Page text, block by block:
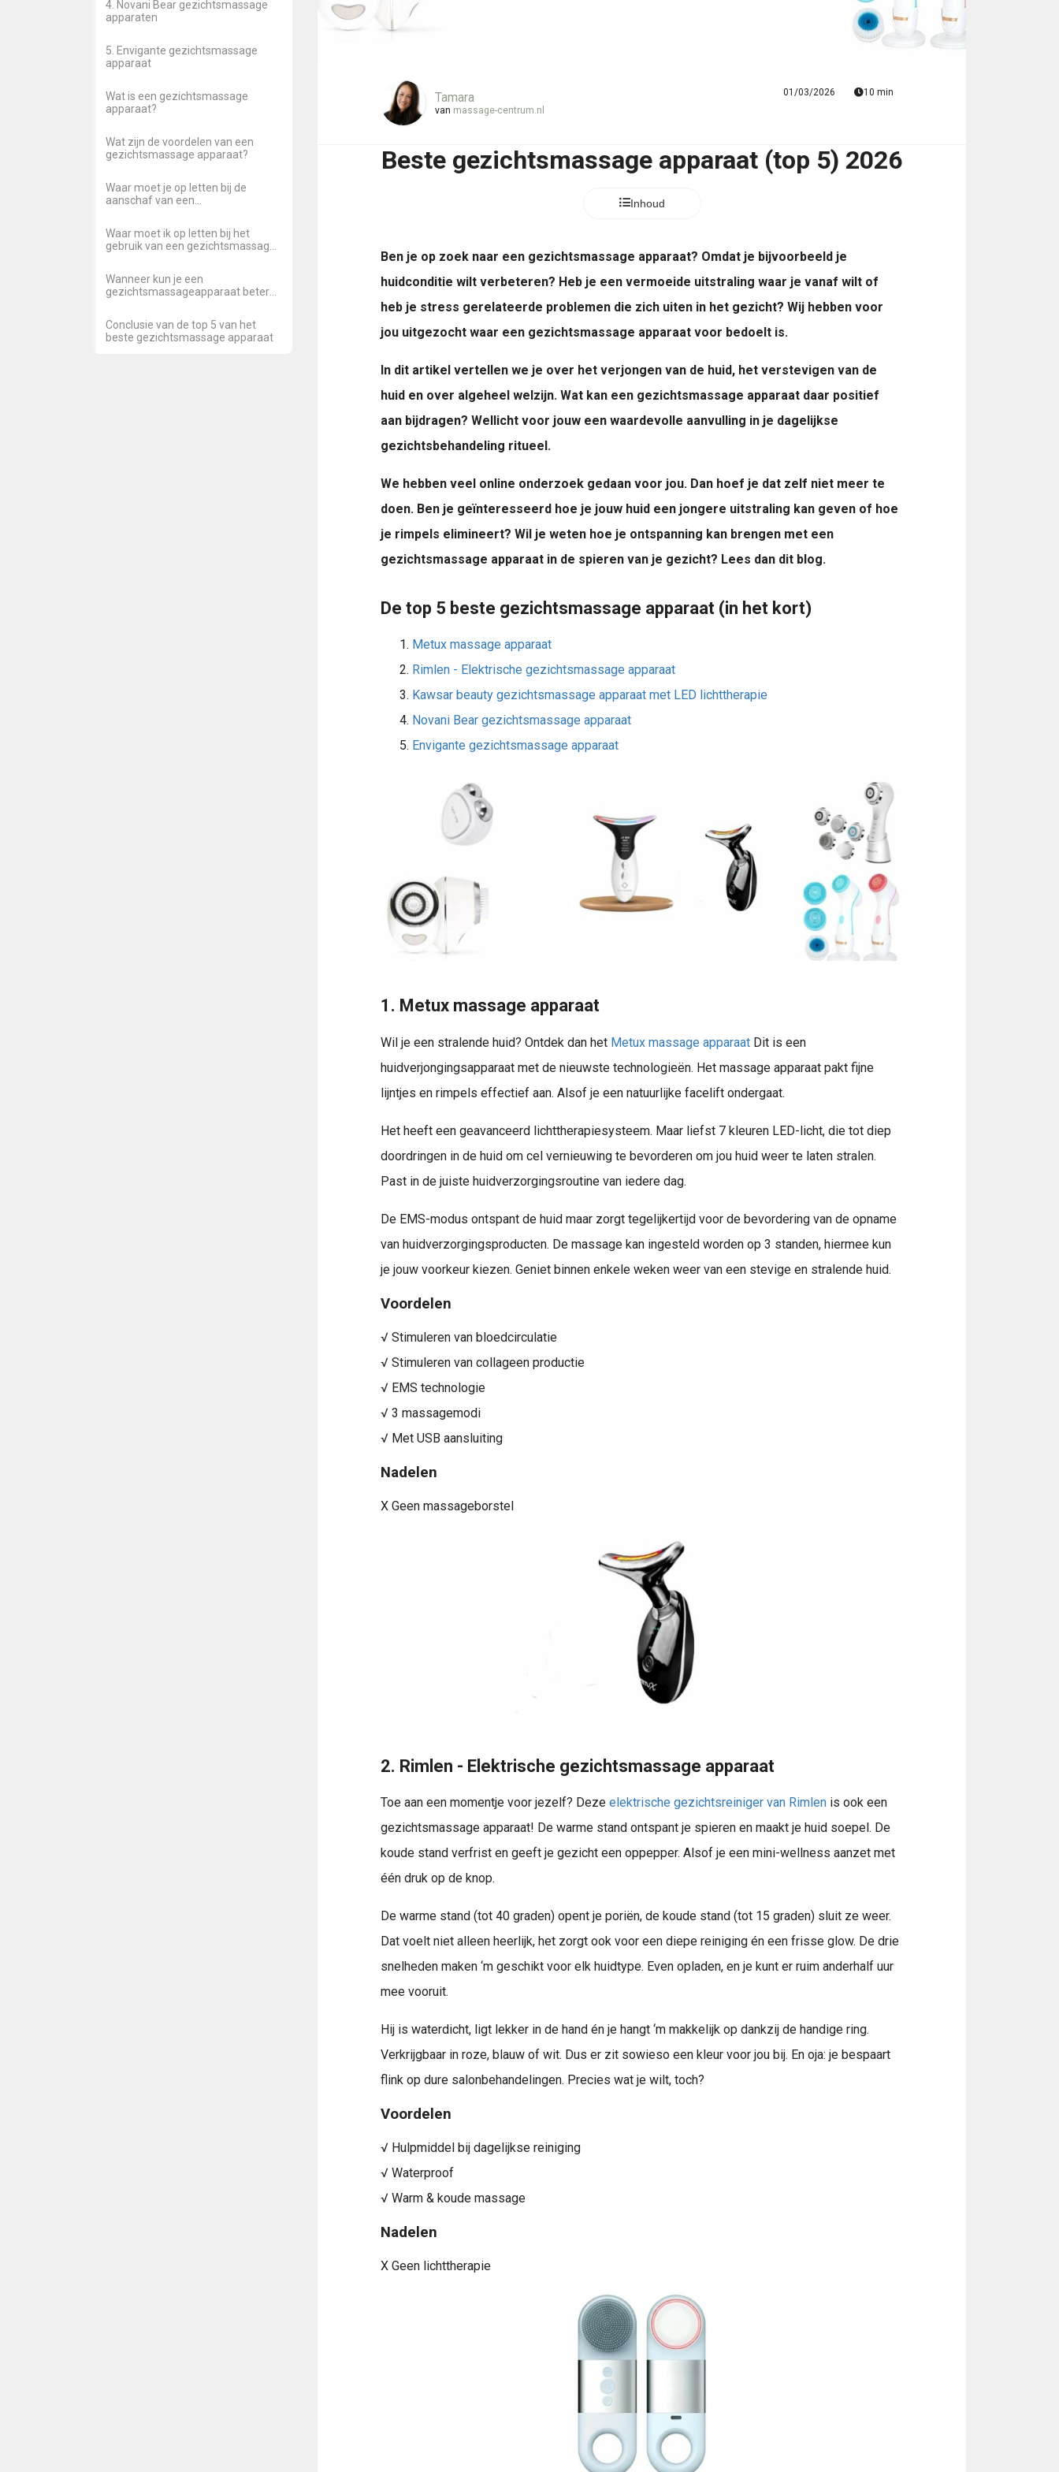
4. Novani Bear gezichtsmassage
apparaten
5. Envigante gezichtsmassage
apparaat
Wat is een gezichtsmassage
apparaat?
Wat zijn de voordelen van een
gezichtsmassage apparaat?
Waar moet je op letten bij de
aanschaf van een
Waar moet ik op letten bij het
gebruik van een gezichtsmassage
Wanneer kun je een
gezichtsmassageapparaat beter
Conclusie van de top 5 van het
beste gezichtsmassage apparaat
Tamara
van massage-centrum.nl
01/03/2026 10 min
Beste gezichtsmassage apparaat (top 5) 2026
Inhoud
Ben je op zoek naar een gezichtsmassage apparaat? Omdat je bijvoorbeeld je
huidconditie wilt verbeteren? Heb je een vermoeide uitstraling waar je vanaf wilt of
heb je stress gerelateerde problemen die zich uiten in het gezicht? Wij hebben voor
jou uitgezocht waar een gezichtsmassage apparaat voor bedoelt is.
In dit artikel vertellen we je over het verjongen van de huid, het verstevigen van de
huid en over algeheel welzijn. Wat kan een gezichtsmassage apparaat daar positief
aan bijdragen? Wellicht voor jouw een waardevolle aanvulling in je dagelijkse
gezichtsbehandeling ritueel.
We hebben veel online onderzoek gedaan voor jou. Dan hoef je dat zelf niet meer te
doen. Ben je geïnteresseerd hoe je jouw huid een jongere uitstraling kan geven of hoe
je rimpels elimineert? Wil je weten hoe je ontspanning kan brengen met een
gezichtsmassage apparaat in de spieren van je gezicht? Lees dan dit blog.
De top 5 beste gezichtsmassage apparaat (in het kort)
Metux massage apparaat
Rimlen - Elektrische gezichtsmassage apparaat
Kawsar beauty gezichtsmassage apparaat met LED lichttherapie
Novani Bear gezichtsmassage apparaat
Envigante gezichtsmassage apparaat
1. Metux massage apparaat
Wil je een stralende huid? Ontdek dan het Metux massage apparaat Dit is een
huidverjongingsapparaat met de nieuwste technologieën. Het massage apparaat pakt fijne
lijntjes en rimpels effectief aan. Alsof je een natuurlijke facelift ondergaat.
Het heeft een geavanceerd lichttherapiesysteem. Maar liefst 7 kleuren LED-licht, die tot diep
doordringen in de huid om cel vernieuwing te bevorderen om jou huid weer te laten stralen.
Past in de juiste huidverzorgingsroutine van iedere dag.
De EMS-modus ontspant de huid maar zorgt tegelijkertijd voor de bevordering van de opname
van huidverzorgingsproducten. De massage kan ingesteld worden op 3 standen, hiermee kun
je jouw voorkeur kiezen. Geniet binnen enkele weken weer van een stevige en stralende huid.
Voordelen
√ Stimuleren van bloedcirculatie
√ Stimuleren van collageen productie
√ EMS technologie
√ 3 massagemodi
√ Met USB aansluiting
Nadelen
X Geen massageborstel
2. Rimlen - Elektrische gezichtsmassage apparaat
Toe aan een momentje voor jezelf? Deze elektrische gezichtsreiniger van Rimlen is ook een
gezichtsmassage apparaat! De warme stand ontspant je spieren en maakt je huid soepel. De
koude stand verfrist en geeft je gezicht een oppepper. Alsof je een mini-wellness aanzet met
één druk op de knop.
De warme stand (tot 40 graden) opent je poriën, de koude stand (tot 15 graden) sluit ze weer.
Dat voelt niet alleen heerlijk, het zorgt ook voor een diepe reiniging én een frisse glow. De drie
snelheden maken ‘m geschikt voor elk huidtype. Even opladen, en je kunt er ruim anderhalf uur
mee vooruit.
Hij is waterdicht, ligt lekker in de hand én je hangt ‘m makkelijk op dankzij de handige ring.
Verkrijgbaar in roze, blauw of wit. Dus er zit sowieso een kleur voor jou bij. En oja: je bespaart
flink op dure salonbehandelingen. Precies wat je wilt, toch?
Voordelen
√ Hulpmiddel bij dagelijkse reiniging
√ Waterproof
√ Warm & koude massage
Nadelen
X Geen lichttherapie